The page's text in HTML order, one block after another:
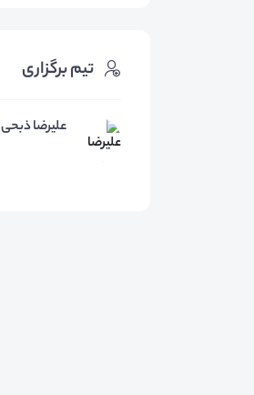
تیم برگزاری
علیرضا ذبحی